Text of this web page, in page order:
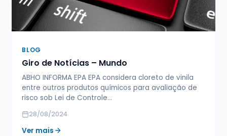
BLOG
Giro de Notícias – Mundo
ABHO INFORMA EPA EPA considera cloreto de vinila
entre outros produtos químicos para avaliação de
risco sob Lei de Controle…
28/08/2024
Ver mais